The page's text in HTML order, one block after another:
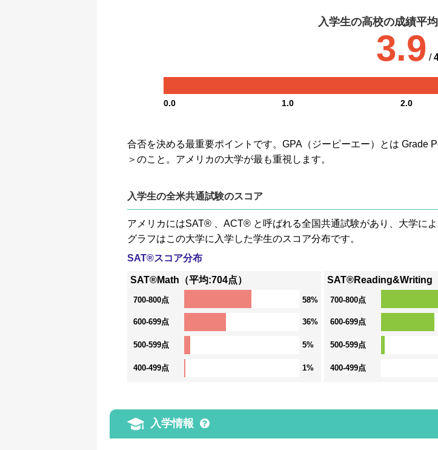
入学生の高校の成績平均
3.9 /
0.0 1.0 2.0
合否を決める最重要ポイントです。GPA（ジーピーエー）とは Grade
＞のこと。アメリカの大学が最も重視します。
入学生の全米共通試験のスコア
アメリカにはSAT® 、ACT® と呼ばれる全国共通試験があり、大学に
グラフはこの大学に入学した学生のスコア分布です。
SAT®スコア分布
SAT®Math（平均:704点）
700-800点 58%
600-699点 36%
500-599点 5%
400-499点 1%
SAT®Reading&Writing
700-800点
600-699点
500-599点
400-499点
入学情報